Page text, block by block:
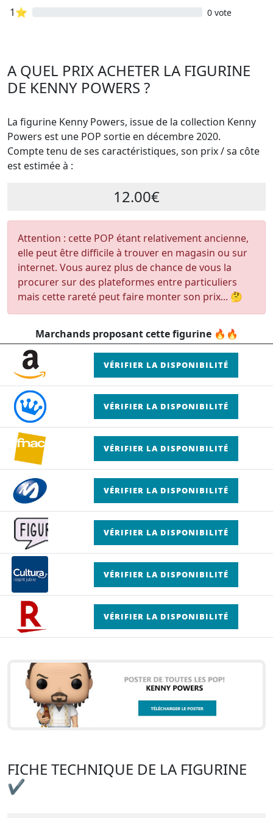
1⭐ 0 vote
A QUEL PRIX ACHETER LA FIGURINE
DE KENNY POWERS ?
La figurine Kenny Powers, issue de la collection Kenny
Powers est une POP sortie en décembre 2020.
Compte tenu de ses caractéristiques, son prix / sa côte
est estimée à :
12.00€
Attention : cette POP étant relativement ancienne,
elle peut être difficile à trouver en magasin ou sur
internet. Vous aurez plus de chance de vous la
procurer sur des plateformes entre particuliers
mais cette rareté peut faire monter son prix... 🤔
Marchands proposant cette figurine 🔥🔥
VÉRIFIER LA DISPONIBILITÉ
VÉRIFIER LA DISPONIBILITÉ
VÉRIFIER LA DISPONIBILITÉ
VÉRIFIER LA DISPONIBILITÉ
VÉRIFIER LA DISPONIBILITÉ
VÉRIFIER LA DISPONIBILITÉ
VÉRIFIER LA DISPONIBILITÉ
FICHE TECHNIQUE DE LA FIGURINE
✔